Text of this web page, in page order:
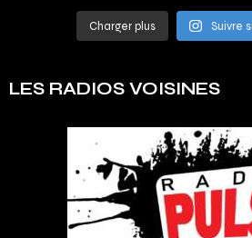
Charger plus Suivre
LES RADIOS VOISINES